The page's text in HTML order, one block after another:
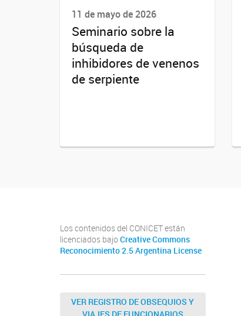
11 de mayo de 2026
Seminario sobre la
búsqueda de
inhibidores de venenos
de serpiente
Los contenidos del CONICET están
licenciados bajo Creative Commons
Reconocimiento 2.5 Argentina License
VER REGISTRO DE OBSEQUIOS Y